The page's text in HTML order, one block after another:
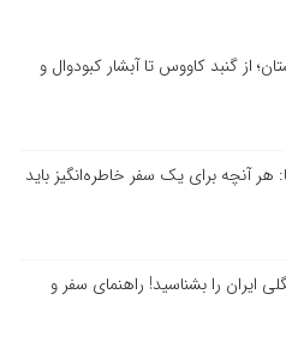
از گنبد کاووس تا آبشار کبودوال و
هر آنچه برای یک سفر خاطره‌انگیز باید
ایران را بشناسید! راهنمای سفر و